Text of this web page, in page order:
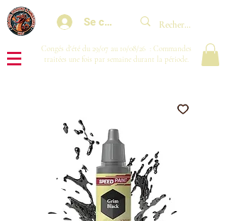
Se connecter
Congés d'été du 29/07 au 10/08/26 : Commandes
traitées une fois par semaine durant la période.